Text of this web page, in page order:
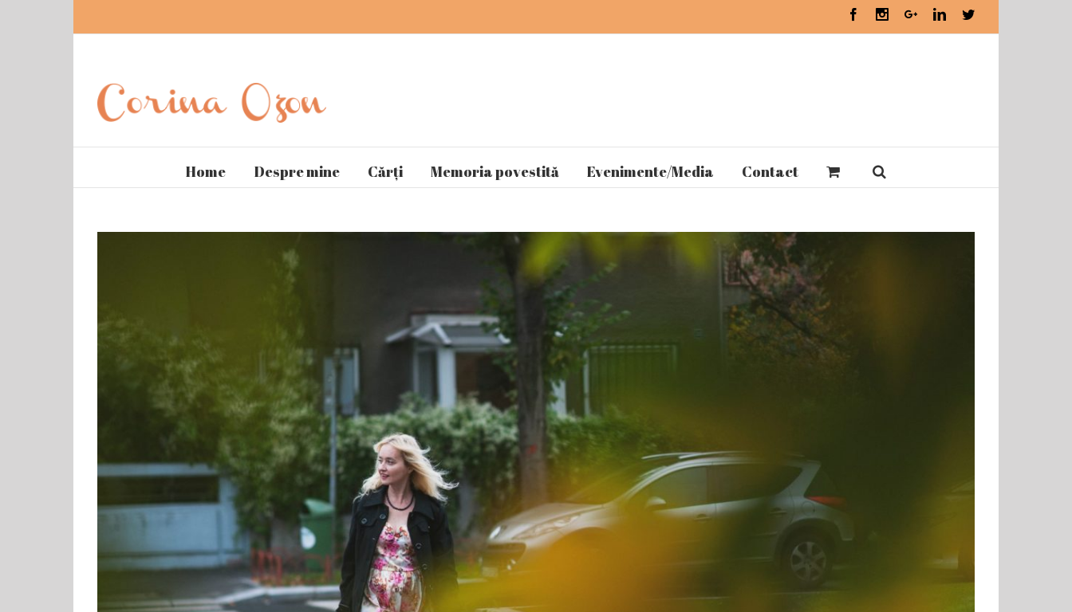
FacebookInstagramGoogle+LinkedinTwitter
Home Despre mine Cărți Memoria povestită Evenimente/Media Contact